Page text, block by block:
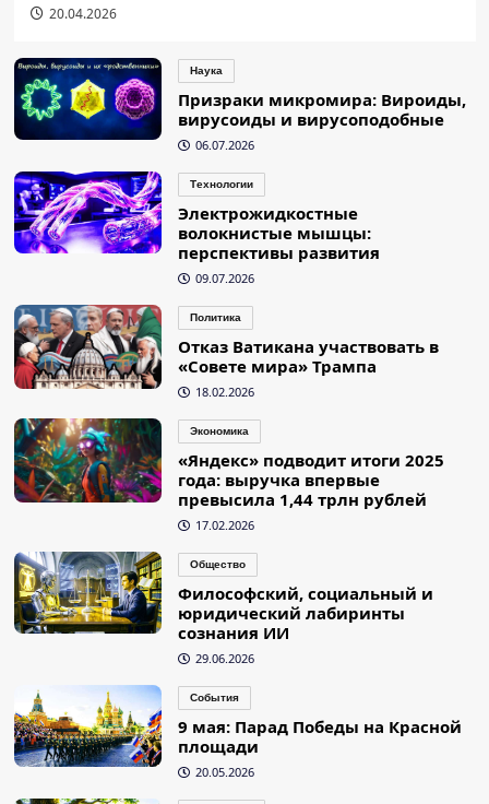
20.04.2026
Наука
Призраки микромира: Вироиды,
вирусоиды и вирусоподобные
06.07.2026
Технологии
Электрожидкостные
волокнистые мышцы:
перспективы развития
09.07.2026
Политика
Отказ Ватикана участвовать в
«Совете мира» Трампа
18.02.2026
Экономика
«Яндекс» подводит итоги 2025
года: выручка впервые
превысила 1,44 трлн рублей
17.02.2026
Общество
Философский, социальный и
юридический лабиринты
сознания ИИ
29.06.2026
События
9 мая: Парад Победы на Красной
площади
20.05.2026